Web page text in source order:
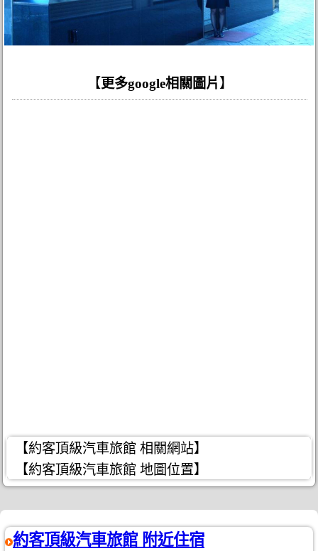
【 更多google相關圖片 】
【約客頂級汽車旅館 相關網站】
【約客頂級汽車旅館 地圖位置】
約客頂級汽車旅館 附近住宿